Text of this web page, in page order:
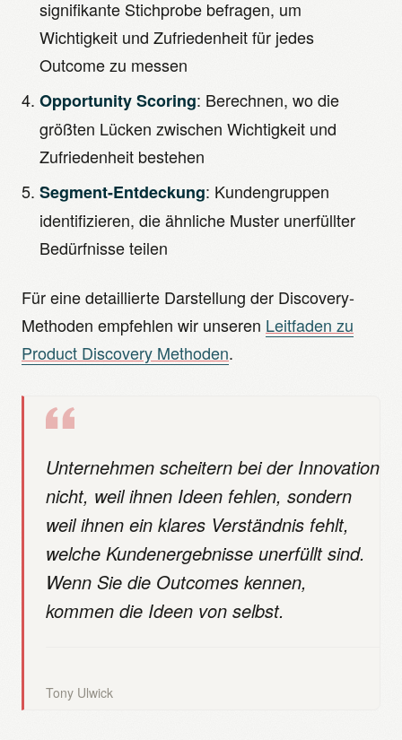
signifikante Stichprobe befragen, um
Wichtigkeit und Zufriedenheit für jedes
Outcome zu messen
Opportunity Scoring: Berechnen, wo die
größten Lücken zwischen Wichtigkeit und
Zufriedenheit bestehen
Segment-Entdeckung: Kundengruppen
identifizieren, die ähnliche Muster unerfüllter
Bedürfnisse teilen
Für eine detaillierte Darstellung der Discovery-
Methoden empfehlen wir unseren Leitfaden zu
Product Discovery Methoden.
Unternehmen scheitern bei der Innovation
nicht, weil ihnen Ideen fehlen, sondern
weil ihnen ein klares Verständnis fehlt,
welche Kundenergebnisse unerfüllt sind.
Wenn Sie die Outcomes kennen,
kommen die Ideen von selbst.
Tony Ulwick